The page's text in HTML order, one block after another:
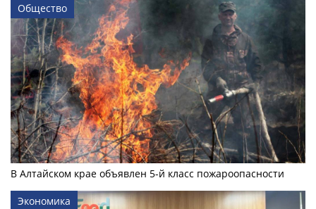
Общество
В Алтайском крае объявлен 5-й класс пожароопасности
Экономика